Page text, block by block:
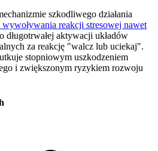
szkodliwego działania
wywoływania reakcji stresowej nawet
długotrwałej aktywacji układów
za reakcję "walcz lub uciekaj".
stopniowym uszkodzeniem
i zwiększonym ryzykiem rozwoju